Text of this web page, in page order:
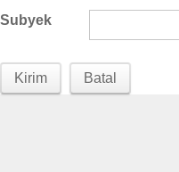
Subyek
Kirim Batal